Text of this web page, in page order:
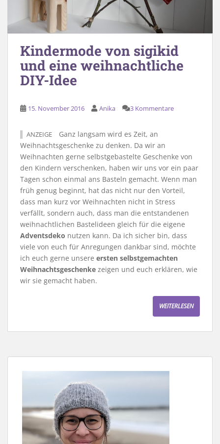
Kindermode von sigikid
und eine weihnachtliche
DIY-Idee
15. November 2016 Anika 3 Kommentare
ANZEIGE
Ganz langsam wird es Zeit, an
Weihnachtsgeschenke zu denken. Da wir an
Weihnachten gerne selbstgebastelte Geschenke von
den Kindern verschenken, haben wir uns vor ein paar
Tagen schon einmal ans Basteln gemacht. Wenn man
früh genug beginnt, hat das nicht nur den Vorteil,
dass man kurz vor Weihnachten nicht in Stress
verfällt, sondern auch, dass man die entstandenen
weihnachtlichen Bastelideen gleich für die eigene
Adventsdeko nutzen kann. Da ich sicher bin, dass
viele von euch für Anregungen dankbar sind, möchte
ich euch gerne unsere ersten selbstgemachten
Weihnachtsgeschenke zeigen und euch erklären, wie
wir sie gemacht haben.
WEITERLESEN